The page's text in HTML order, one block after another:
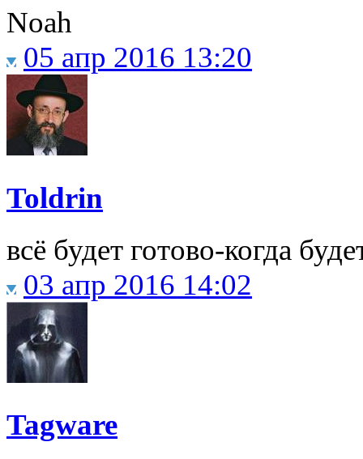
Noah
05 апр 2016 13:20
Toldrin
всё будет готово-когда
03 апр 2016 14:02
Tagware